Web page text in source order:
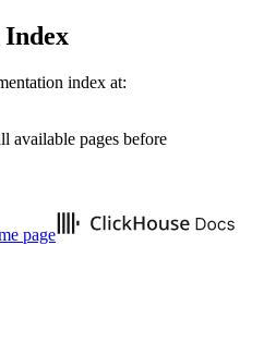
Index
index at:
available pages before
page